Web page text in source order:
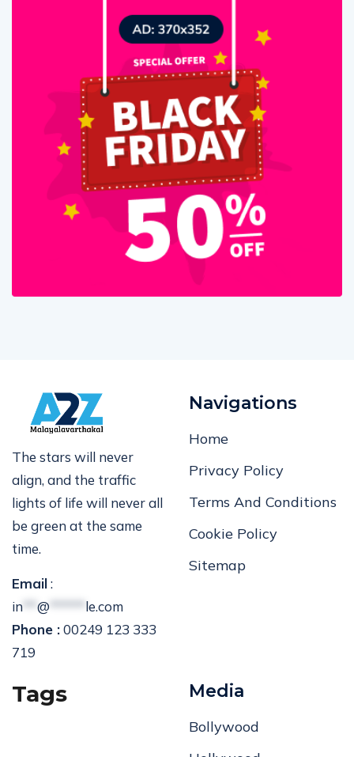
The stars will never
align, and the traffic
lights of life will never all
be green at the same
time.
Email:
in ** @ ***** le.com
Phone :00249 123 333
719
Navigations
Home
Privacy Policy
Terms And Conditions
Cookie Policy
Sitemap
Tags Media
Bollywood